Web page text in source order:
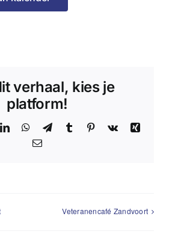
verhaal, kies je
platform!
LinkedInWhatsApp
TelegramTumblr Pinterest
Vk
Xing
E-
Veteranencafé Zandvoort